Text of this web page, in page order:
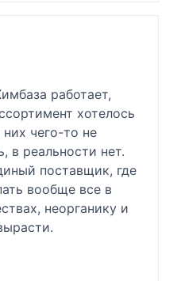
работает,
хотелось
чего-то не
в реальности нет.
поставщик, где
вообще все в
неорганику и